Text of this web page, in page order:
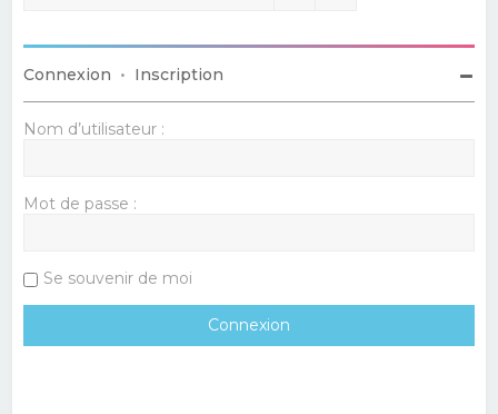
Connexion • Inscription
Nom d’utilisateur :
Mot de passe :
Se souvenir de moi